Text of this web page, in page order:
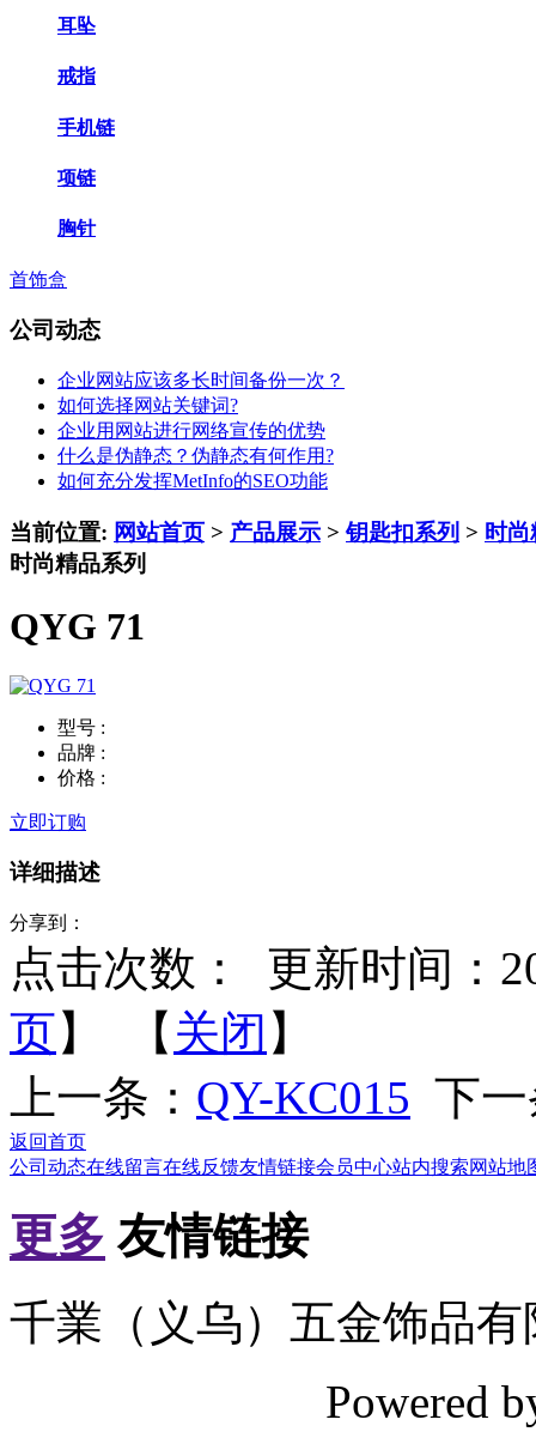
耳坠
戒指
手机链
项链
胸针
首饰盒
公司动态
企业网站应该多长时间备份一次？
如何选择网站关键词?
企业用网站进行网络宣传的优势
什么是伪静态？伪静态有何作用?
如何充分发挥MetInfo的SEO功能
当前位置: 网站首页 > 产品展示 >钥匙扣系列 > 时尚
时尚精品系列
QYG 71
型号 :
品牌 :
价格 :
立即订购
详细描述
分享到：
点击次数：
更新时间：
页】 【 关闭 】
上一条： QY-KC015 下
返回首页
公司动态在线留言在线反馈友情链接会员中心站内搜索网站地
更多 友情链接
千業（义乌）五金饰品
Powered